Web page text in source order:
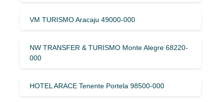
VM TURISMO Aracaju 49000-000
NW TRANSFER & TURISMO Monte Alegre 68220-
000
HOTEL ARACE Tenente Portela 98500-000